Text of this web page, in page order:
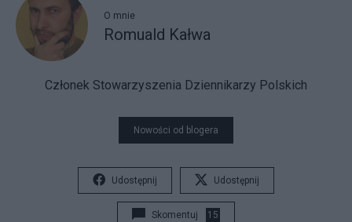
O mnie
Romuald Kałwa
Członek Stowarzyszenia Dziennikarzy Polskich
Nowości od blogera
Udostępnij Udostępnij
Skomentuj 15